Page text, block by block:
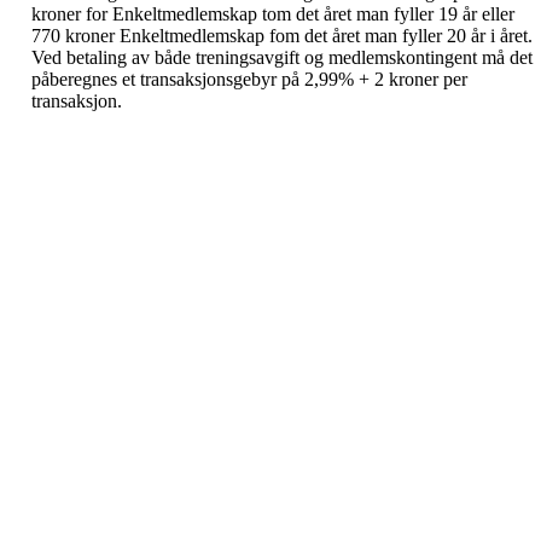
kroner for Enkeltmedlemskap tom det året man fyller 19 år eller
770 kroner Enkeltmedlemskap fom det året man fyller 20 år i året.
Ved betaling av både treningsavgift og medlemskontingent må det
påberegnes et transaksjonsgebyr på 2,99% + 2 kroner per
transaksjon.